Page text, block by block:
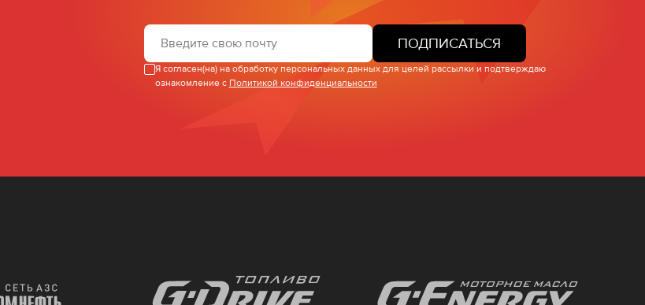
ПОДПИСАТЬСЯ
Я согласен(на) на обработку персональных данных для целей рассылки и подтверждаю
ознакомление с Политикой конфиденциальности